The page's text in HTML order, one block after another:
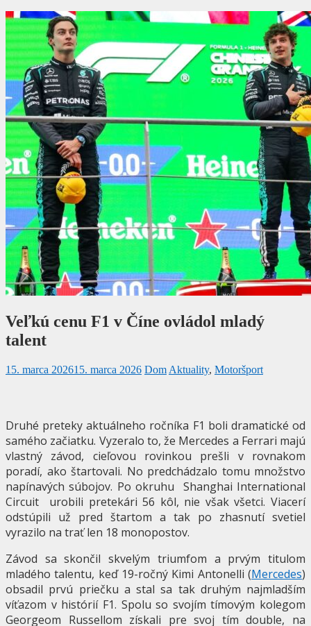
Veľkú cenu F1 v Číne ovládol mladý
talent
15. marca 202615. marca 2026 Dom Aktuality, Motoršport
Druhé preteky aktuálneho ročníka F1 boli dramatické od
samého začiatku. Vyzeralo to, že Mercedes a Ferrari majú
vlastný závod, cieľovou rovinkou prešli v rovnakom
poradí, ako štartovali. No predchádzalo tomu množstvo
napínavých súbojov. Po okruhu Shanghai International
Circuit urobili pretekári 56 kôl, nie však všetci. Viacerí
odstúpili už pred štartom a tak po zhasnutí svetiel
vyrazilo na trať len 18 monopostov.
Závod sa skončil skvelým triumfom a prvým titulom
mladého talentu, keď 19-ročný Kimi Antonelli (Mercedes)
obsadil prvú priečku a stal sa tak druhým najmladším
víťazom v histórií F1. Spolu so svojím tímovým kolegom
Georgeom Russellom získali pre svoj tím double, na